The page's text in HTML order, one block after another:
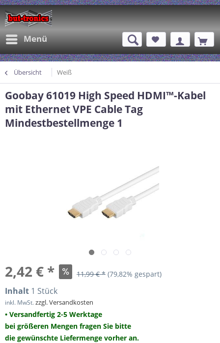
Menü
Übersicht Weiß
Goobay 61019 High Speed HDMI™-Kabel
mit Ethernet VPE Cable Tag
Mindestbestellmenge 1
2,42 € * 11,99 € * (79,82% gespart)
Inhalt 1 Stück
inkl. MwSt.zzgl. Versandkosten
• Versandfertig 2-5 Werktage
bei größeren Mengen fragen Sie bitte
die gewünschte Liefermenge vorher an.